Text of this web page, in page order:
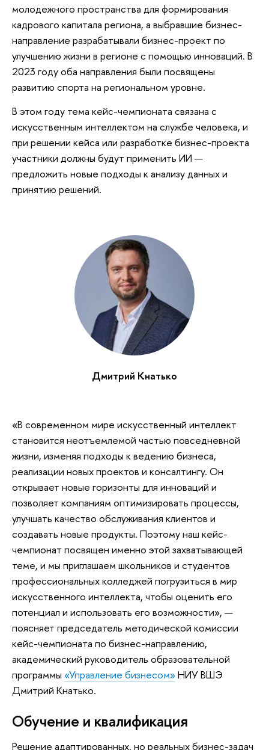
молодежного пространства для формирования
кадрового капитала региона, а выбравшие бизнес-
направление разрабатывали бизнес-проект по
улучшению жизни в регионе с помощью инноваций. В
2023 году оба направления были посвящены
развитию спорта на региональном уровне.
В этом году тема кейс-чемпионата связана с
искусственным интеллектом на службе человека, и
при решении кейса или разработке бизнес-проекта
участники должны будут применить ИИ —
предложить новые подходы к анализу данных и
принятию решений.
Дмитрий Кнатько
«В современном мире искусственный интеллект
становится неотъемлемой частью повседневной
жизни, изменяя подходы к ведению бизнеса,
реализации новых проектов и консалтингу. Он
открывает новые горизонты для инноваций и
позволяет компаниям оптимизировать процессы,
улучшать качество обслуживания клиентов и
создавать новые продукты. Поэтому наш кейс-
чемпионат посвящен именно этой захватывающей
теме, и мы приглашаем школьников и студентов
профессиональных колледжей погрузиться в мир
искусственного интеллекта, чтобы оценить его
потенциал и использовать его возможности», —
поясняет председатель методической комиссии
кейс-чемпионата по бизнес-направлению,
академический руководитель образовательной
программы «Управление бизнесом»НИУ ВШЭ
Дмитрий Кнатько.
Обучение и квалификация
Решение адаптированных, но реальных бизнес-задач